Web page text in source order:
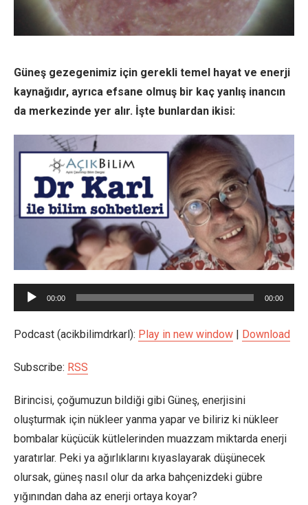
Güneş gezegenimiz için gerekli temel hayat ve enerji
kaynağıdır, ayrıca efsane olmuş bir kaç yanlış inancın
da merkezinde yer alır. İşte bunlardan ikisi:
Ses
oynatıcı
00:00 00:00
Podcast (acikbilimdrkarl): Play in new window | Download
Subscribe: RSS
Birincisi, çoğumuzun bildiği gibi Güneş, enerjisini
oluşturmak için nükleer yanma yapar ve biliriz ki nükleer
bombalar küçücük kütlelerinden muazzam miktarda enerji
yaratırlar. Peki ya ağırlıklarını kıyaslayarak düşünecek
olursak, güneş nasıl olur da arka bahçenizdeki gübre
yığınından daha az enerji ortaya koyar?